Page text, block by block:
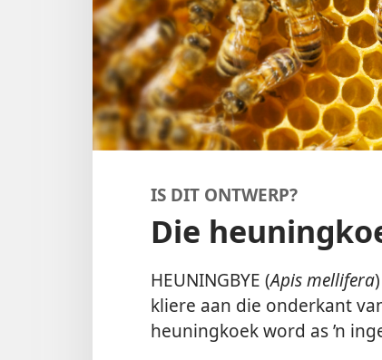
IS DIT ONTWERP?
Die
HEUNINGBYE (Apis mellifera
kliere aan die onderkant
heuningkoek word as ’n